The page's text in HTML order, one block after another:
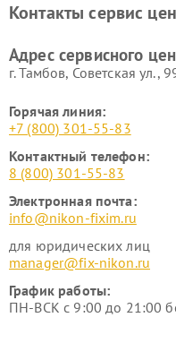
Контакты сервис
Адрес сервисного
г. Тамбов, Советская ул.,
Горячая линия:
+7 (800) 301-55-83
Контактный телефон:
8 (800) 301-55-83
Электронная почта:
info@nikon-fixim.ru
для юридических лиц
manager@fix-nikon.ru
График работы:
ПН-ВСК с 9:00 до 21:00